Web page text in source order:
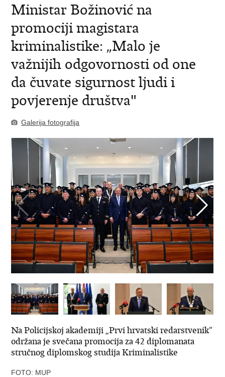
Ministar Božinović na
promociji magistara
kriminalistike: „Malo je
važnijih odgovornosti od one
da čuvate sigurnost ljudi i
povjerenje društva"
Galerija fotografija
Na Policijskoj akademiji „Prvi hrvatski redarstvenik“
održana je svečana promocija za 42 diplomanata
stručnog diplomskog studija Kriminalistike
FOTO: MUP